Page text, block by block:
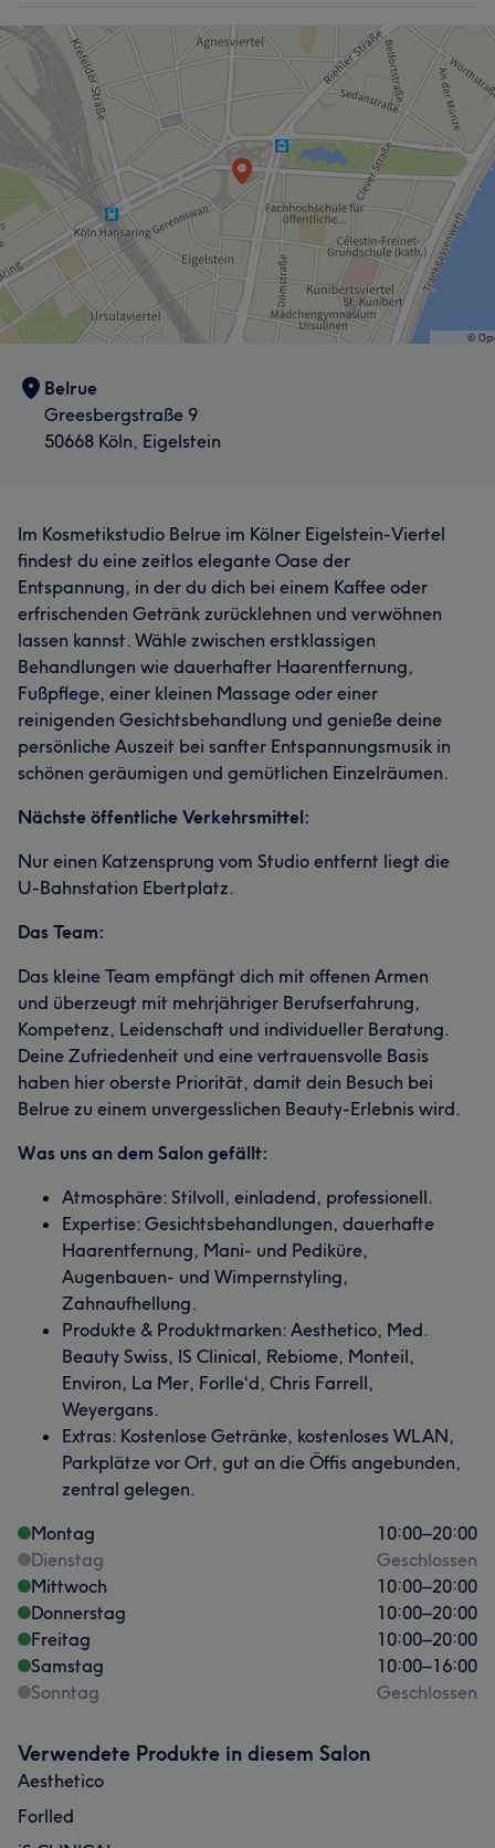
Was unsere Kunden über Yagmur sagen
Freundlich Sympathisch Professionell
Aufmerksam 6
Belrue
Greesbergstraße 9
50668 Köln, Eigelstein
Im Kosmetikstudio Belrue im Kölner Eigelstein-Viertel
findest du eine zeitlos elegante Oase der
Entspannung, in der du dich bei einem Kaffee oder
erfrischenden Getränk zurücklehnen und verwöhnen
lassen kannst. Wähle zwischen erstklassigen
Behandlungen wie dauerhafter Haarentfernung,
Fußpflege, einer kleinen Massage oder einer
reinigenden Gesichtsbehandlung und genieße deine
persönliche Auszeit bei sanfter Entspannungsmusik in
schönen geräumigen und gemütlichen Einzelräumen.
Nächste öffentliche Verkehrsmittel:
Nur einen Katzensprung vom Studio entfernt liegt die
U-Bahnstation Ebertplatz.
Das Team:
Das kleine Team empfängt dich mit offenen Armen
und überzeugt mit mehrjähriger Berufserfahrung,
Kompetenz, Leidenschaft und individueller Beratung.
Deine Zufriedenheit und eine vertrauensvolle Basis
haben hier oberste Priorität, damit dein Besuch bei
Belrue zu einem unvergesslichen Beauty-Erlebnis wird.
Was uns an dem Salon gefällt:
Atmosphäre: Stilvoll, einladend, professionell.
Expertise: Gesichtsbehandlungen, dauerhafte
Haarentfernung, Mani- und Pediküre,
Augenbauen- und Wimpernstyling,
Zahnaufhellung.
Produkte & Produktmarken: Aesthetico, Med.
Beauty Swiss, IS Clinical, Rebiome, Monteil,
Environ, La Mer, Forlle‘d, Chris Farrell,
Weyergans.
Extras: Kostenlose Getränke, kostenloses WLAN,
Parkplätze vor Ort, gut an die Öffis angebunden,
zentral gelegen.
Montag
10:00–20:00
Dienstag
Geschlossen
Mittwoch
10:00–20:00
Donnerstag
10:00–20:00
Freitag
10:00–20:00
Samstag
10:00–16:00
Sonntag
Geschlossen
Verwendete Produkte in diesem Salon
Aesthetico
Forlled